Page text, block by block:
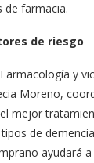
de farmacia.
de riesgo
y
Moreno,
mejor
de
ayudará